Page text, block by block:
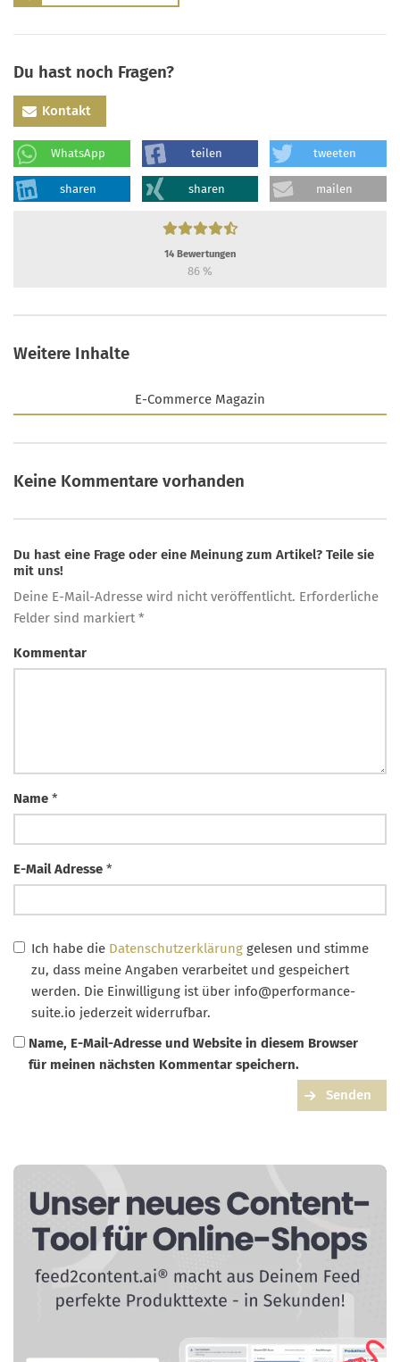
Du hast noch Fragen?
Kontakt
WhatsApp teilen tweeten
sharen sharen mailen
14 Bewertungen
86 %
Weitere Inhalte
E-Commerce Magazin
Keine Kommentare vorhanden
Du hast eine Frage oder eine Meinung zum Artikel? Teile sie
mit uns!
Deine E-Mail-Adresse wird nicht veröffentlicht. Erforderliche
Felder sind markiert *
Kommentar
Name *
E-Mail Adresse *
Ich habe die Datenschutzerklärung gelesen und stimme
zu, dass meine Angaben verarbeitet und gespeichert
werden. Die Einwilligung ist über info@performance-
suite.io jederzeit widerrufbar.
Name, E-Mail-Adresse und Website in diesem Browser
für meinen nächsten Kommentar speichern.
Senden